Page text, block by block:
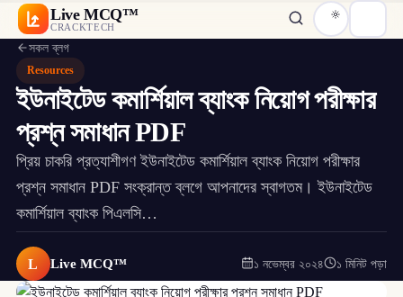
Live MCQ™
CRACKTECH
সকল ব্লগ
Resources
ইউনাইটেড কমার্শিয়াল ব্যাংক নিয়োগ পরীক্ষার
প্রশ্ন সমাধান PDF
প্রিয় চাকরি প্রত্যাশীগণ ইউনাইটেড কমার্শিয়াল ব্যাংক নিয়োগ পরীক্ষার
প্রশ্ন সমাধান PDF সংক্রান্ত ব্লগে আপনাদের স্বাগতম। ইউনাইটেড
কমার্শিয়াল ব্যাংক পিএলসি…
L Live MCQ™ ১ নভেম্বর ২০২৪ ১ মিনিট পড়া